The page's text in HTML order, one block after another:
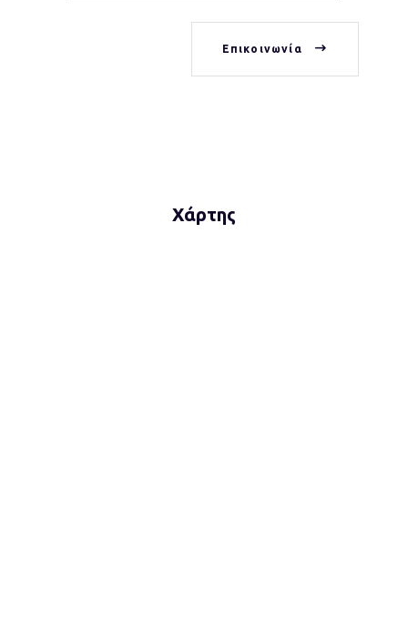
Επικοινωνία
Χάρτης